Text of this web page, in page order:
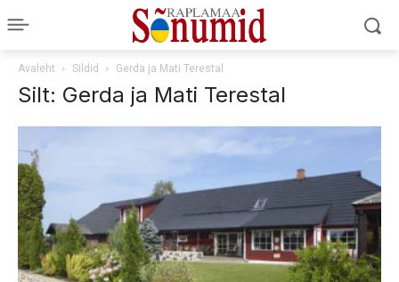
Avaleht Sildid Gerda ja Mati Terestal
Silt: Gerda ja Mati Terestal